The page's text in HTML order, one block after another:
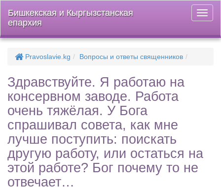
меню
Бишкекская и Кыргызстанская
епархия
Pravoslavie.kg Вопросы и ответы священников
Здравствуйте. Я работаю на
консервном заводе. Работа
очень тяжёлая. У Бога
спрашивал совета, как мне
лучше поступить: поискать
другую работу, или остаться на
этой работе? Бог почему то не
отвечает…